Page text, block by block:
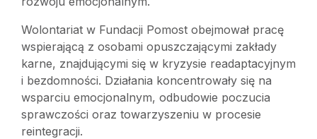
Wolontariat w Fundacji Pomost obejmował pracę
wspierającą z osobami opuszczającymi zakłady
karne, znajdującymi się w kryzysie readaptacyjnym
i bezdomności. Działania koncentrowały się na
wsparciu emocjonalnym, odbudowie poczucia
sprawczości oraz towarzyszeniu w procesie
reintegracji.